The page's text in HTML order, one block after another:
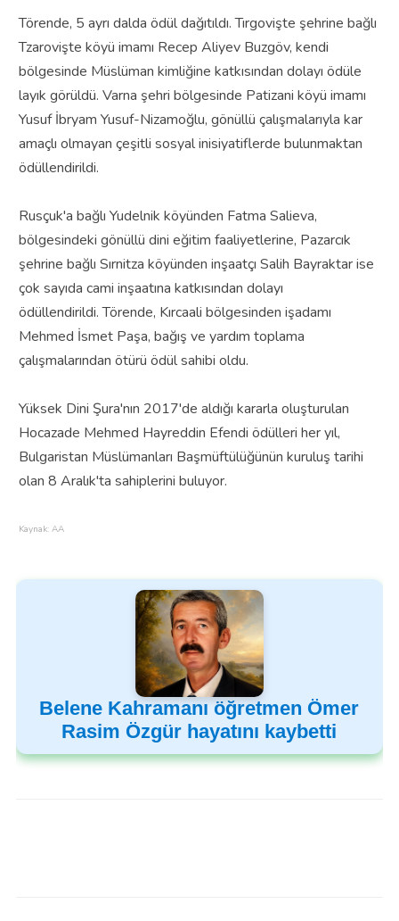
Törende, 5 ayrı dalda ödül dağıtıldı.Tırgovişte şehrine bağlı
Tzarovişte köyü imamı Recep Aliyev Buzgöv, kendi
bölgesinde Müslüman kimliğine katkısından dolayı ödüle
layık görüldü. Varna şehri bölgesinde Patizani köyü imamı
Yusuf İbryam Yusuf-Nizamoğlu, gönüllü çalışmalarıyla kar
amaçlı olmayan çeşitli sosyal inisiyatiflerde bulunmaktan
ödüllendirildi.
Rusçuk'a bağlı Yudelnik köyünden Fatma Salieva,
bölgesindeki gönüllü dini eğitim faaliyetlerine, Pazarcık
şehrine bağlı Sırnitza köyünden inşaatçı Salih Bayraktar ise
çok sayıda cami inşaatına katkısından dolayı
ödüllendirildi.Törende, Kırcaali bölgesinden işadamı
Mehmed İsmet Paşa, bağış ve yardım toplama
çalışmalarından ötürü ödül sahibi oldu.
Yüksek Dini Şura'nın 2017'de aldığı kararla oluşturulan
Hocazade Mehmed Hayreddin Efendi ödülleri her yıl,
Bulgaristan Müslümanları Başmüftülüğünün kuruluş tarihi
olan 8 Aralık'ta sahiplerini buluyor.
Kaynak: AA
Belene Kahramanı öğretmen Ömer
Rasim Özgür hayatını kaybetti